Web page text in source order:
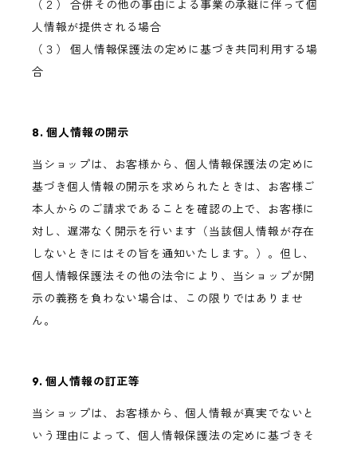
（２） 合併その他の事由による事業の承継に伴って個
人情報が提供される場合
（３） 個人情報保護法の定めに基づき共同利用する場
合
8. 個人情報の開示
当ショップは、お客様から、個人情報保護法の定めに
基づき個人情報の開示を求められたときは、お客様ご
本人からのご請求であることを確認の上で、お客様に
対し、遅滞なく開示を行います（当該個人情報が存在
しないときにはその旨を通知いたします。）。但し、
個人情報保護法その他の法令により、当ショップが開
示の義務を負わない場合は、この限りではありませ
ん。
9. 個人情報の訂正等
当ショップは、お客様から、個人情報が真実でないと
いう理由によって、個人情報保護法の定めに基づきそ